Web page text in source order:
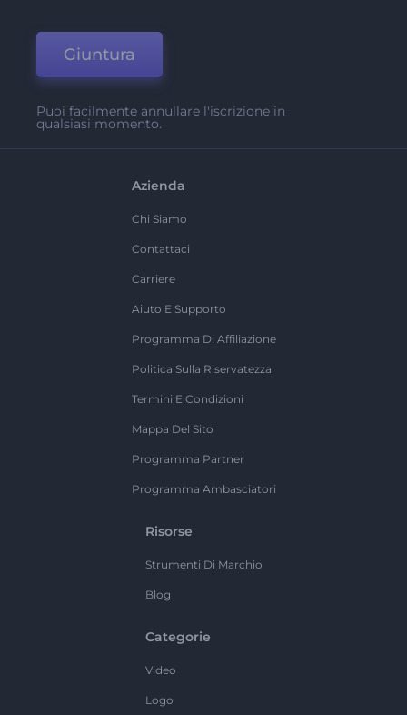
Giuntura
Puoi facilmente annullare l'iscrizione in
qualsiasi momento.
Azienda
Chi Siamo
Contattaci
Carriere
Aiuto E Supporto
Programma Di Affiliazione
Politica Sulla Riservatezza
Termini E Condizioni
Mappa Del Sito
Programma Partner
Programma Ambasciatori
Risorse
Strumenti Di Marchio
Blog
Categorie
Video
Logo